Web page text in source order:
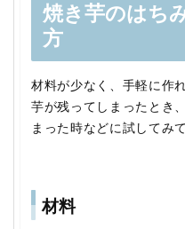
焼き芋のはち
方
材料が少なく、手軽に作
芋が残ってしまったとき
まった時などに試してみ
材料